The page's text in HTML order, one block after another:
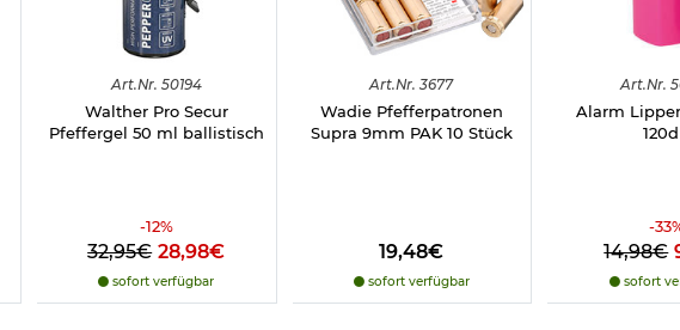
Art.Nr. 50194
Walther Pro Secur
Pfeffergel 50 ml ballistisch
-12%
32,95€ 28,98€
sofort verfügbar
Art.Nr. 3677
Wadie Pfefferpatronen
Supra 9mm PAK 10 Stück
19,48€
sofort verfügbar
Art.Nr.
Alarm
-33
14,98€
sofort